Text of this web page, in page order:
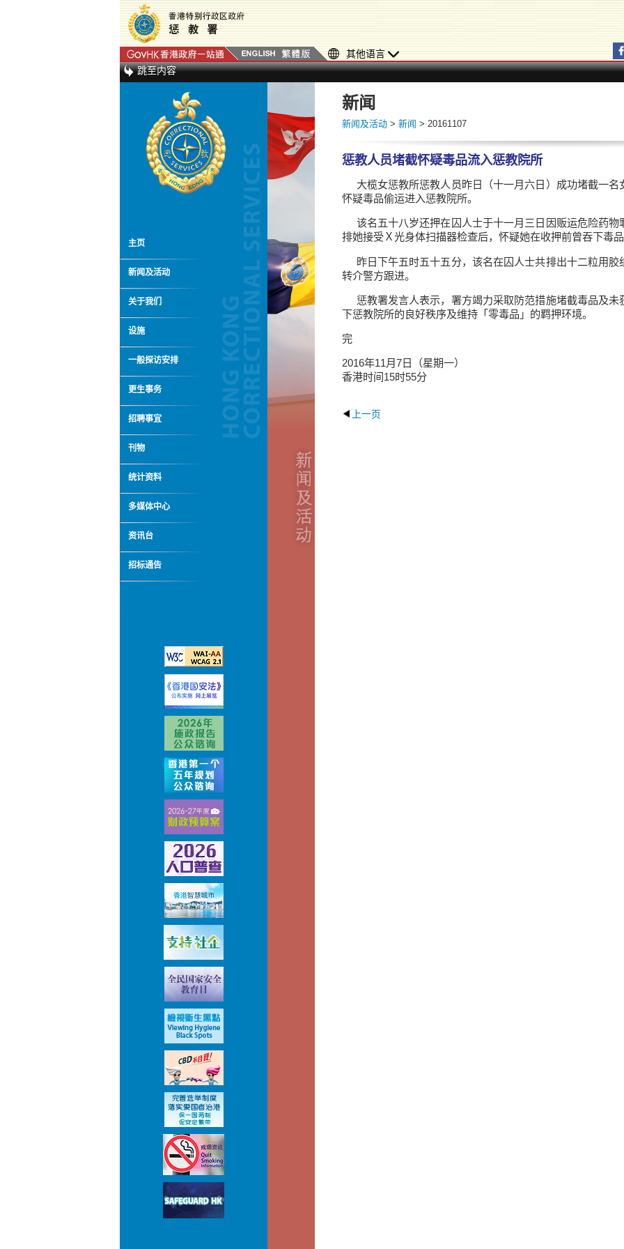
其他语言
跳至内容
主页
新闻及活动
关于我们
设施
一般探访安排
更生事务
招聘事宜
刊物
统计资料
多媒体中心
资讯台
招标通告
新闻
新闻及活动 > 新闻 > 20161107
惩教人员堵截怀疑毒品流入惩教院所
大榄女惩教所惩教人员昨日（十一月六日）成功堵截一名
怀疑毒品偷运进入惩教院所。
该名五十八岁还押在囚人士于十一月三日因贩运危险药物
排她接受Ｘ光身体扫描器检查后，怀疑她在收押前曾吞下毒
昨日下午五时五十五分，该名在囚人士共排出十二粒用胶
转介警方跟进。
惩教署发言人表示，署方竭力采取防范措施堵截毒品及未
下惩教院所的良好秩序及维持「零毒品」的羁押环境。
完
2016年11月7日（星期一）
香港时间15时55分
上一页